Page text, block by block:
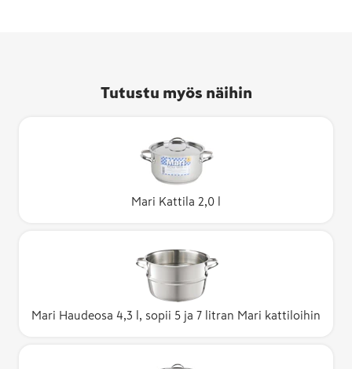
Tutustu myös näihin
Mari Kattila 2,0 l
Mari Haudeosa 4,3 l, sopii 5 ja 7 litran Mari kattiloihin